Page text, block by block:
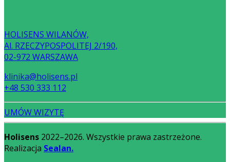
HOLISENS WILANÓW,
Al. RZECZYPOSPOLITEJ 2/190,
02-972 WARSZAWA
klinika@holisens.pl
+48 530 333 112
UMÓW WIZYTĘ
Holisens 2022–2026. Wszystkie prawa zastrzeżone.
Realizacja Sealan.